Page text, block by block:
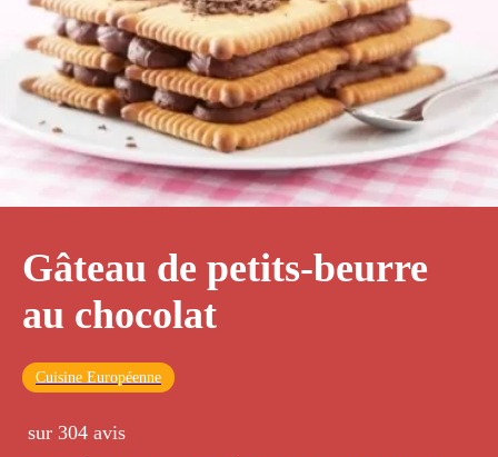
Gâteau de petits-beurre
au chocolat
Cuisine Européenne
sur 304 avis